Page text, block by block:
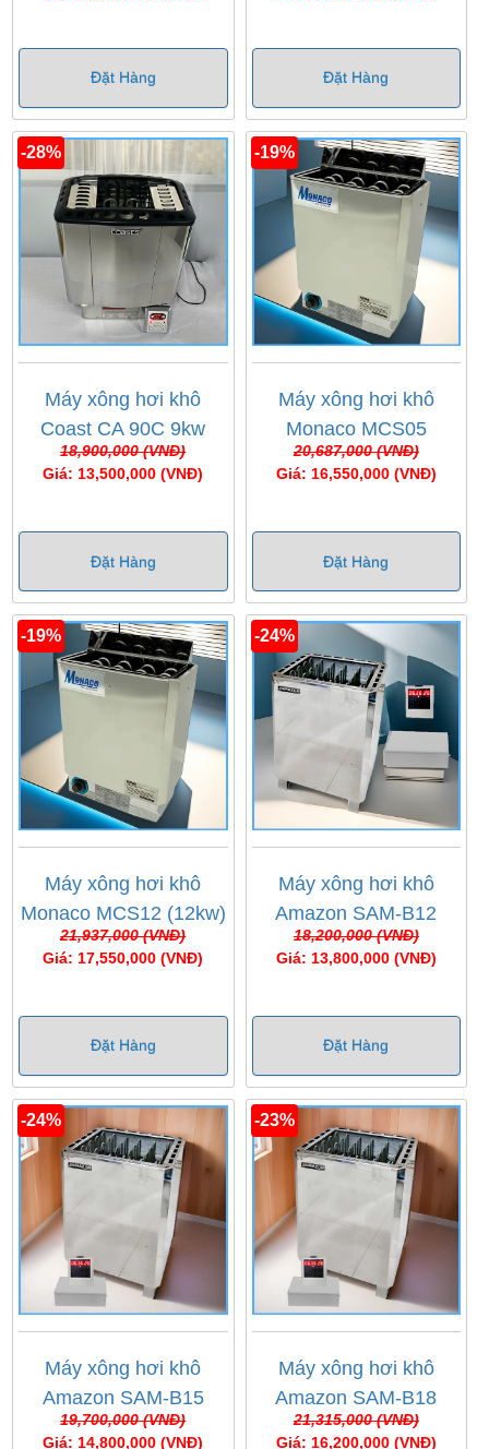
Đặt Hàng Đặt Hàng
-28%
Máy xông hơi khô
Coast CA 90C 9kw
18,900,000 (VNĐ)
Giá: 13,500,000 (VNĐ)
Đặt Hàng
-19%
Máy xông hơi khô
Monaco MCS05
(10,5kw)
20,687,000 (VNĐ)
Giá: 16,550,000 (VNĐ)
Đặt Hàng
-19%
Máy xông hơi khô
Monaco MCS12 (12kw)
21,937,000 (VNĐ)
Giá: 17,550,000 (VNĐ)
Đặt Hàng
-24%
Máy xông hơi khô
Amazon SAM-B12
18,200,000 (VNĐ)
Giá: 13,800,000 (VNĐ)
Đặt Hàng
-24%
Máy xông hơi khô
Amazon SAM-B15
19,700,000 (VNĐ)
Giá: 14,800,000 (VNĐ)
-23%
Máy xông hơi khô
Amazon SAM-B18
21,315,000 (VNĐ)
Giá: 16,200,000 (VNĐ)